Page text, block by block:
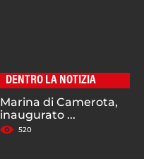
DENTRO LA NOTIZIA
Marina di Camerota,
inaugurato ...
520